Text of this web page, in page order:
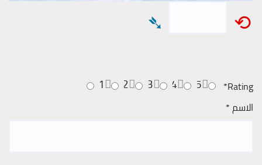
⟲
➴
Rating
*
5
4
3
2
1
الاسم*